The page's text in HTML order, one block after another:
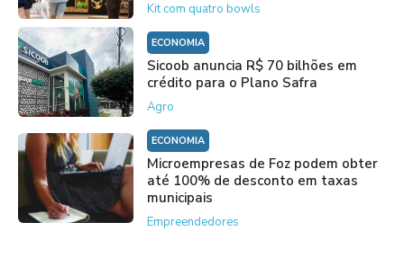
Kit com quatro bowls
ECONOMIA
Sicoob anuncia R$ 70 bilhões em
crédito para o Plano Safra
Agro
ECONOMIA
Microempresas de Foz podem obter
até 100% de desconto em taxas
municipais
Empreendedores